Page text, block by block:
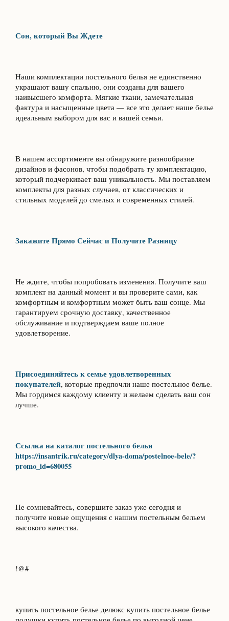
Сон, который Вы Ждете
Наши комплектации постельного белья не единственно
украшают вашу спальню, они созданы для вашего
наивысшего комфорта. Мягкие ткани, замечательная
фактура и насыщенные цвета — все это делает наше белье
идеальным выбором для вас и вашей семьи.
В нашем ассортименте вы обнаружите разнообразие
дизайнов и фасонов, чтобы подобрать ту комплектацию,
который подчеркивает ваш уникальность. Мы поставляем
комплекты для разных случаев, от классических и
стильных моделей до смелых и современных стилей.
Закажите Прямо Сейчас и Получите Разницу
Не ждите, чтобы попробовать изменения. Получите ваш
комплект на данный момент и вы проверите сами, как
комфортным и комфортным может быть ваш сонце. Мы
гарантируем срочную доставку, качественное
обслуживание и подтверждаем ваше полное
удовлетворение.
Присоединяйтесь к семье удовлетворенных
покупателей, которые предпочли наше постельное белье.
Мы гордимся каждому клиенту и желаем сделать ваш сон
лучше.
Ссылка на каталог постельного белья
https://insantrik.ru/category/dlya-doma/postelnoe-bele/?
promo_id=680055
Не сомневайтесь, совершите заказ уже сегодня и
получите новые ощущения с нашим постельным бельем
высокого качества.
!@#
купить постельное белье делюкс купить постельное белье